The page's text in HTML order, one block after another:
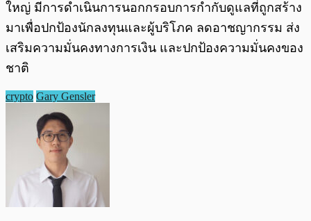
ใหญ่ มีการดำเนินการนอกกรอบการกำกับดูแลที่ถูกสร้าง
มาเพื่อปกป้องนักลงทุนและผู้บริโภค ลดอาชญากรรม ส่ง
เสริมความมั่นคงทางการเงิน และปกป้องความมั่นคงของ
ชาติ
crypto Gary Gensler